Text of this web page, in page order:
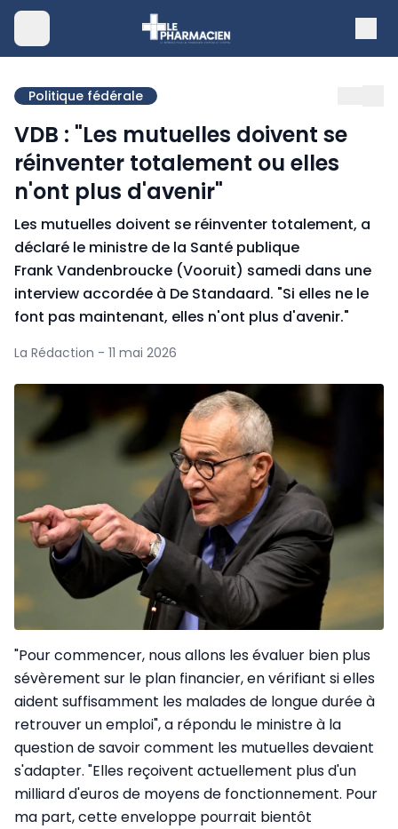
Politique fédérale
VDB : "Les mutuelles doivent se
réinventer totalement ou elles
n'ont plus d'avenir"
Les mutuelles doivent se réinventer totalement, a
déclaré le ministre de la Santé publique
Frank Vandenbroucke (Vooruit) samedi dans une
interview accordée à De Standaard. "Si elles ne le
font pas maintenant, elles n'ont plus d'avenir."
La Rédaction - 11 mai 2026
"Pour commencer, nous allons les évaluer bien plus
sévèrement sur le plan financier, en vérifiant si elles
aident suffisamment les malades de longue durée à
retrouver un emploi", a répondu le ministre à la
question de savoir comment les mutuelles devaient
s'adapter. "Elles reçoivent actuellement plus d'un
milliard d'euros de moyens de fonctionnement. Pour
ma part, cette enveloppe pourrait bientôt